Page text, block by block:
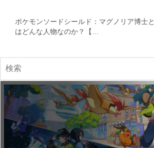
ポケモンソードシールド：マグノリア博士と
はどんな人物なのか？【…